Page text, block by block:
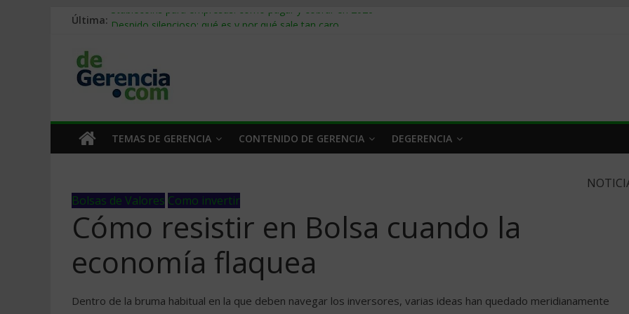
Última: Stablecoins para empresas: cómo pagar y cobrar en 2026
Trabajo forzoso en la cadena de suministro: qué hacer
Mercado hispano de EE. UU.: cómo segmentarlo y venderle
TEMAS DE GERENCIA CONTENIDO DE GERENCIA DEGERENCIA
Bolsas de Valores Como invertir
Cómo resistir en Bolsa cuando la
economía flaquea
Dentro de la bruma habitual en la que deben navegar los inversores, varias ideas han quedado meridianamente